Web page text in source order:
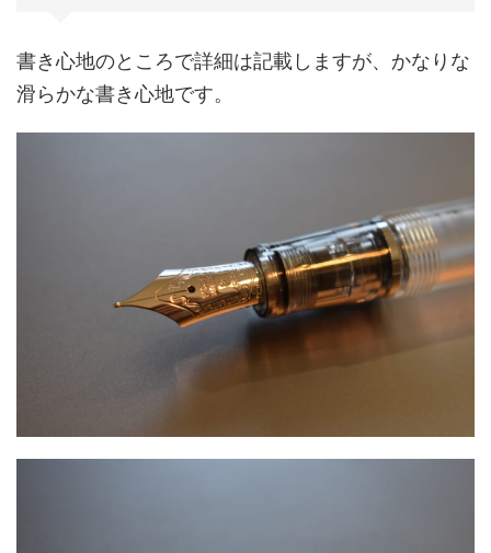
書き心地のところで詳細は記載しますが、かなりな
滑らかな書き心地です。